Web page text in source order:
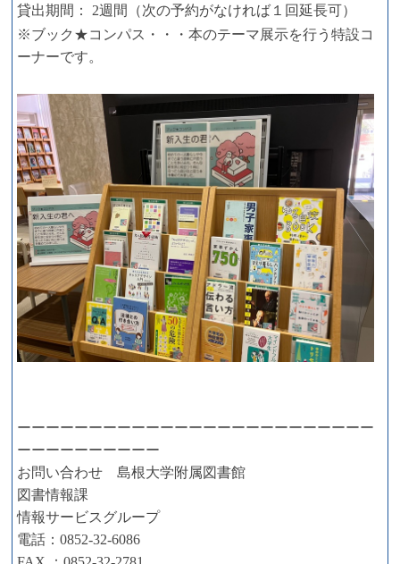
貸出期間： 2週間（次の予約がなければ１回延長可）
※ブック★コンパス・・・本のテーマ展示を行う特設コ
ーナーです。
ーーーーーーーーーーーーーーーーーーーーーーーーー
ーーーーーーーーーー
お問い合わせ 島根大学附属図書館
図書情報課
情報サービスグループ
電話：0852-32-6086